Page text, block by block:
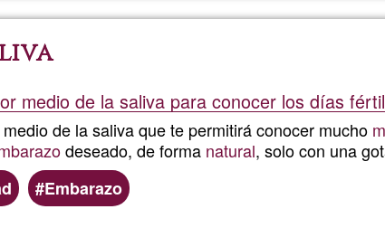
de
para
niños
medio de la saliva para conocer los días
de la saliva que te permitirá conocer mucho
deseado, de forma natural, solo con una
Embarazo